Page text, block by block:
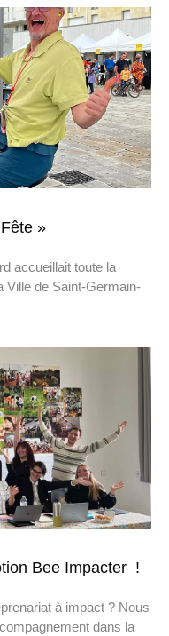
»
accueillait toute la
Ville de Saint-Germain-
Bee Impacter !
à impact ? Nous
dans la